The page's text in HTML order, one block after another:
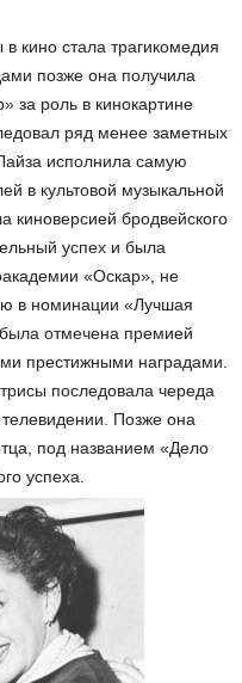
кино стала трагикомедия
позже она получила
за роль в кинокартине
ряд менее заметных
исполнила самую
в культовой музыкальной
киноверсией бродвейского
успех и была
«Оскар», не
в номинации «Лучшая
была отмечена премией
престижными наградами.
последовала череда
Позже она
под названием «Дело
успеха.